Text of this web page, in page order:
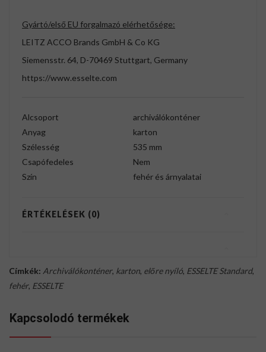
Gyártó/első EU forgalmazó elérhetősége:
LEITZ ACCO Brands GmbH & Co KG
Siemensstr. 64, D-70469 Stuttgart, Germany
https://www.esselte.com
Alcsoport
archiválókonténer
Anyag
karton
Szélesség
535 mm
Csapófedeles
Nem
Szín
fehér és árnyalatai
ÉRTÉKELÉSEK (0)
Címkék: Archiválókonténer, karton, előre nyíló, ESSELTE Standard,
fehér, ESSELTE
Kapcsolodó termékek